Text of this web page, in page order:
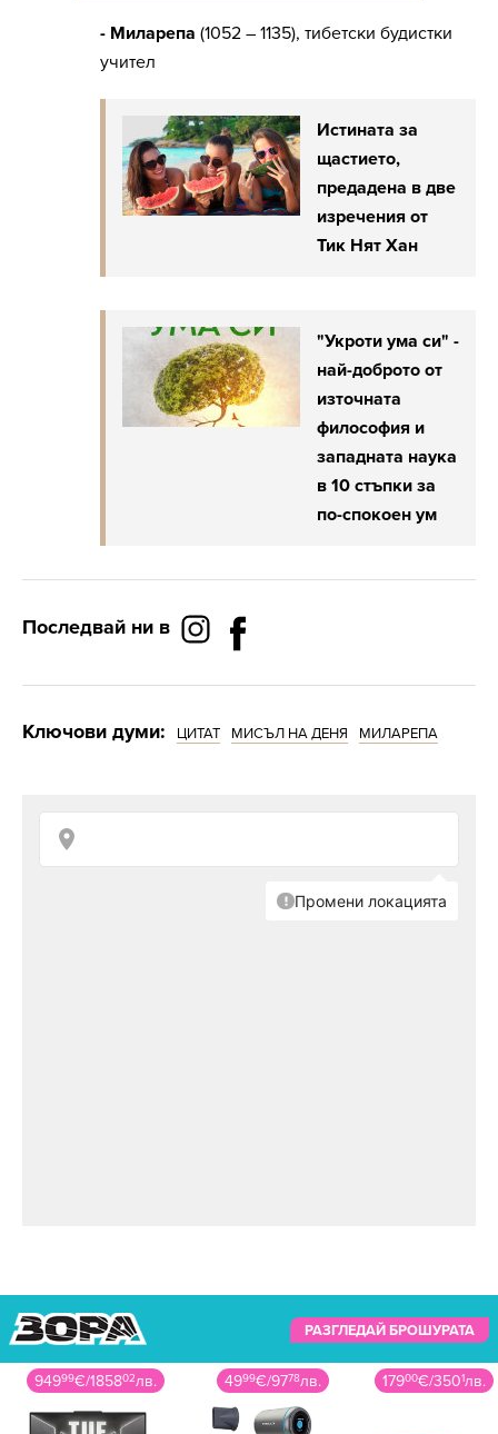
- Миларепа (1052 – 1135), тибетски будистки
учител
Истината за
щастието,
предадена в две
изречения от
Тик Нят Хан
"Укроти ума си" -
най-доброто от
източната
философия и
западната наука
в 10 стъпки за
по-спокоен ум
Последвай ни в
Ключови думи: ЦИТАТ МИСЪЛ НА ДЕНЯ МИЛАРЕПА
РАЗГЛЕДАЙ БРОШУРАТА
94999€/185802лв. 4999€/9778лв. 17900€/3501лв.